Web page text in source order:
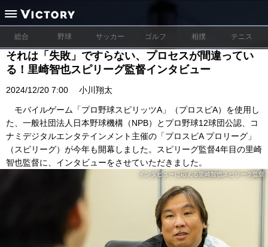
総合 野球 サッカー ゴルフ 相撲 テニス
それは「失敗」ですらない、プロセスが間違ってい
る！里崎智也スピリーグ監督インタビュー
2024/12/20 7:00 小川翔太
モバイルゲーム「プロ野球スピリッツA」（プロスピA）を使用し
た、一般社団法人日本野球機構（NPB）とプロ野球12球団公認、コ
ナミデジタルエンタテインメント主催の「プロスピA プロリーグ」
（スピリーグ）が今年も開幕しました。スピリーグ監督4年目の里崎
智也監督に、インタビューをさせていただきました。
インタビューに応える里崎智也スピリーグ監督